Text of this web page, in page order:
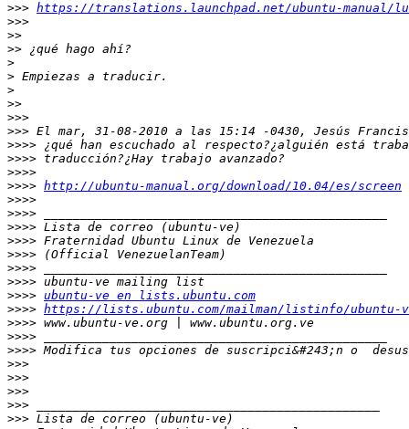
>>> https://translations.launchpad.net/ubuntu-manual/
>>>
>>
>>
>
>
>
>>
>>>
>>>
>>>>
>>>>
>>>>
>>>> http://ubuntu-manual.org/download/10.04/es/screen
>>>>
>>>>
>>>>
>>>>
>>>>
>>>>
>>>>
>>>> ubuntu-ve en lists.ubuntu.com
>>>> https://lists.ubuntu.com/mailman/listinfo/ubuntu-
>>>>
>>>>
>>>> Modifica tus opciones de suscripci&#243;n o
>>>
>>>
>>>
>>>
>>>